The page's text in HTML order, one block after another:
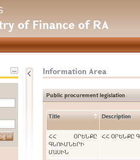
of Finance of RA
Information Area
Public procurement legislation
Title Description
ՀՀ ՕՐԵՆՔԸ
ԳՆՈՒՄՆԵՐԻ
ՄԱՍԻՆ
ՀՀ ՕՐԵՆՔԸ